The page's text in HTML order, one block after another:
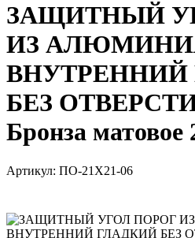
ЗАЩИТНЫЙ
ИЗ
ВНУТРЕННИЙ
БЕЗ
Бронза матовое
Артикул: ПО-21Х21-06